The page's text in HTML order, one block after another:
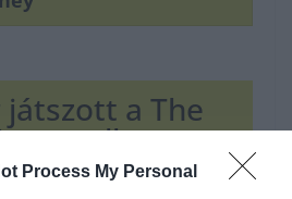
Process My Personal
játszott a The
a
Clubban?